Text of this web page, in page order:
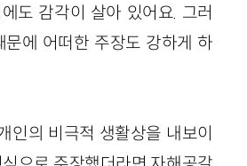
도 감각이 살아 있어요. 그러
문에 어떠한 주장도 강하게 하
인의 비극적 생활상을 내보이